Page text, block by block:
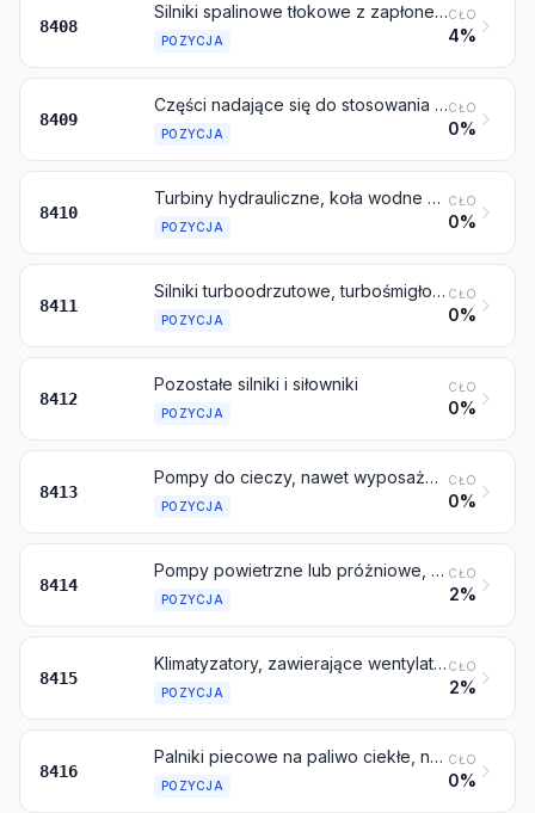
8408
Silniki spalinowe tłokowe z zapłonem samoczynnym (wysokoprężne i średnioprężne)
POZYCJA
CŁO
4%
8409
Części nadające się do stosowania wyłącznie lub głównie do silników objętych pozycją 8407 lub 8408
POZYCJA
CŁO
0%
8410
Turbiny hydrauliczne, koła wodne oraz ich regulatory
POZYCJA
CŁO
0%
8411
Silniki turboodrzutowe, turbośmigłowe oraz inne turbiny gazowe
POZYCJA
CŁO
0%
8412
Pozostałe silniki i siłowniki
POZYCJA
CŁO
0%
8413
Pompy do cieczy, nawet wyposażone w urządzenia pomiarowe; podnośniki do cieczy
POZYCJA
CŁO
0%
8414
Pompy powietrzne lub próżniowe, sprężarki i wentylatory powietrza lub innych gazów; okapy wentylacyjne lub recyrkulacyjne z wbudowanym wentylatorem, nawet z filtrami; gazoszczelne komory bezpieczeństwa biologicznego, nawet z filtrami
POZYCJA
CŁO
2%
8415
Klimatyzatory, zawierające wentylator napędzany silnikiem oraz elementy służące do zmiany temperatury i wilgotności, włączając klimatyzatory nieposiadające możliwości oddzielnej regulacji wilgotności
POZYCJA
CŁO
2%
8416
Palniki piecowe na paliwo ciekłe, na paliwo stałe pyłowe lub na gaz; mechaniczne podajniki węgla, włączając ich ruszty mechaniczne, mechaniczne urządzenia do usuwania popiołu oraz podobne urządzenia
POZYCJA
CŁO
0%